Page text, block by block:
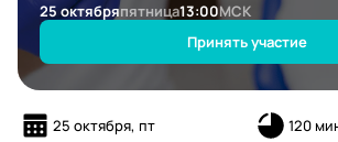
25 октябряпятница13:00МСК
Принять участие
25 октября, пт 120